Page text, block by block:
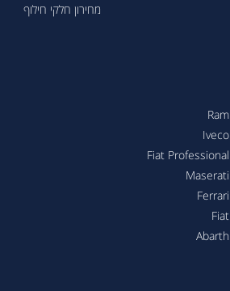
מחירון חלקי חילוף
Ram
Iveco
Fiat Professional
Maserati
Ferrari
Fiat
Abarth